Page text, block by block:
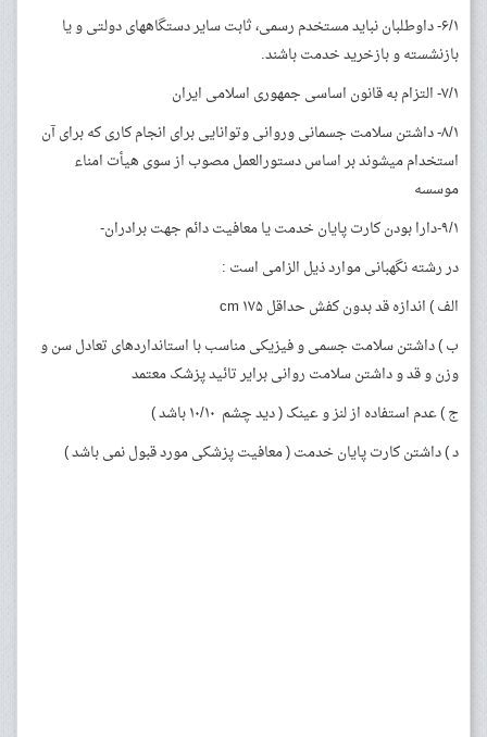
۶/۱- داوطلبان نباید مستخدم رسمی، ثابت سایر دستگاه­های دولتی و یا
بازنشسته و بازخرید خدمت باشند.
۷/۱- التزام به قانون اساسی جمهوری اسلامی ایران
۸/۱- داشتن سلامت جسمانی وروانی وتوانایی برای انجام کاری که برای آن
استخدام می­شوند بر اساس دستورالعمل مصوب از سوی هیأت امناء
موسسه
۹/۱-دارا بودن کارت پایان خدمت یا معافیت دائم جهت برادران-
در رشته نگهبانی موارد ذیل الزامی است :
الف ) اندازه قد بدون کفش حداقل ۱۷۵ cm
ب ) داشتن سلامت جسمی و فیزیکی مناسب با استانداردهای تعادل سن و
وزن و قد و داشتن سلامت روانی برایر تائید پزشک معتمد
ج ) عدم استفاده از لنز و عینک ( دید چشم ۱۰/۱۰ باشد )
د ) داشتن کارت پایان خدمت ( معافیت پزشکی مورد قبول نمی باشد )